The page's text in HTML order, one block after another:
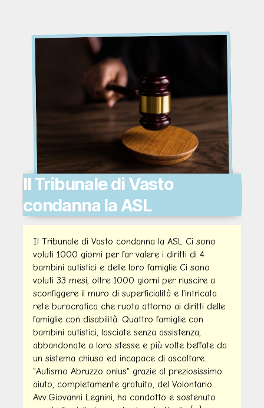
Il Tribunale di Vasto
condanna la ASL
Il Tribunale di Vasto condanna la ASL Ci sono
voluti 1000 giorni per far valere i diritti di 4
bambini autistici e delle loro famiglie Ci sono
voluti 33 mesi, oltre 1000 giorni per riuscire a
sconfiggere il muro di superficialità e l'intricata
rete burocratica che ruota attorno ai diritti delle
famiglie con disabilità. Quattro famiglie con
bambini autistici, lasciate senza assistenza,
abbandonate a loro stesse e più volte beffate da
un sistema chiuso ed incapace di ascoltare.
"Autismo Abruzzo onlus" grazie al preziosissimo
aiuto, completamente gratuito, del Volontario
Avv.Giovanni Legnini, ha condotto e sostenuto